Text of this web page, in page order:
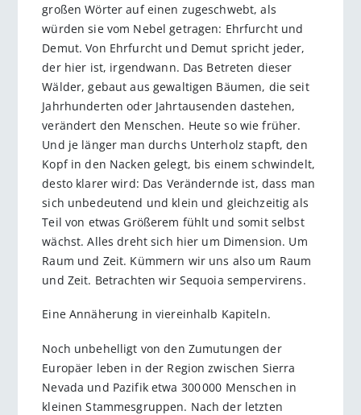
großen Wörter auf einen zugeschwebt, als
würden sie vom Nebel getragen: Ehrfurcht und
Demut. Von Ehrfurcht und Demut spricht jeder,
der hier ist, irgendwann. Das Betreten dieser
Wälder, gebaut aus gewaltigen Bäumen, die seit
Jahrhunderten oder Jahrtausenden dastehen,
verändert den Menschen. Heute so wie früher.
Und je länger man durchs Unterholz stapft, den
Kopf in den Nacken gelegt, bis einem schwindelt,
desto klarer wird: Das Verändernde ist, dass man
sich unbedeutend und klein und gleichzeitig als
Teil von etwas Größerem fühlt und somit selbst
wächst. Alles dreht sich hier um Dimension. Um
Raum und Zeit. Kümmern wir uns also um Raum
und Zeit. Betrachten wir Sequoia sempervirens.
Eine Annäherung in viereinhalb Kapiteln.
Noch unbehelligt von den Zumutungen der
Europäer leben in der Region zwischen Sierra
Nevada und Pazifik etwa 300 000 Menschen in
kleinen Stammesgruppen. Nach der letzten